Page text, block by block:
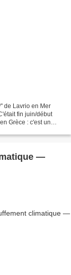
de Lavrio en Mer
fin juin/début
Grèce : c'est un
—